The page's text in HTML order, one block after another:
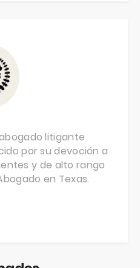
litigante
por su devoción a
y de alto rango
en Texas.